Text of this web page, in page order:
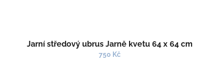
Jarní středový ubrus Jarně kvetu 64 x 64 cm
750 Kč